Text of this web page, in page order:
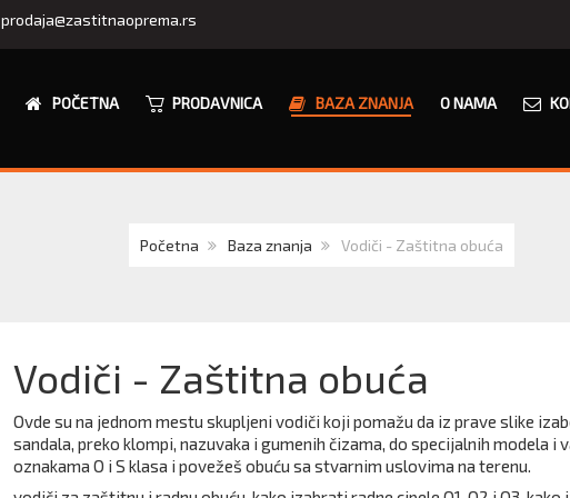
prodaja@zastitnaoprema.rs
POČETNA PRODAVNICA BAZA ZNANJA O NAMA
Početna Baza znanja Vodiči - Zaštitna obuća
Vodiči - Zaštitna obuća
Ovde su na jednom mestu skupljeni vodiči koji pomažu da iz prave slike
sandala, preko klompi, nazuvaka i gumenih čizama, do specijalnih modela i
oznakama O i S klasa i povežeš obuću sa stvarnim uslovima na terenu.